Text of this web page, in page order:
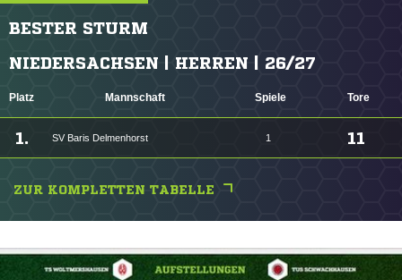
BESTER STURM
NIEDERSACHSEN | HERREN | 26/27
Platz Mannschaft Spiele Tore
1. SV Baris Delmenhorst 1 11
ZUR KOMPLETTEN TABELLE